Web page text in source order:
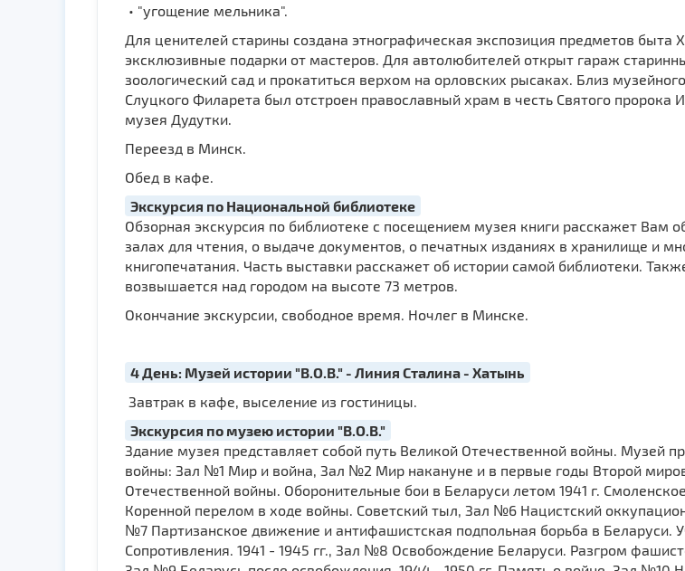
• "угощение мельника".
Для ценителей старины создана этнографическая экспозиция предметов быта
эксклюзивные подарки от мастеров. Для автолюбителей открыт гараж
зоологический сад и прокатиться верхом на орловских рысаках. Близ
Слуцкого Филарета был отстроен православный храм в честь Святого пророка
музея Дудутки.
Переезд в Минск.
Обед в кафе.
Экскурсия по Национальной библиотеке
Обзорная экскурсия по библиотеке с посещением музея книги расскажет Вам
залах для чтения, о выдаче документов, о печатных изданиях в хранилище и
книгопечатания. Часть выставки расскажет об истории самой библиотеки.
возвышается над городом на высоте 73 метров.
Окончание экскурсии, свободное время. Ночлег в Минске.
4 День: Музей истории "В.О.В." - Линия Сталина - Хатынь
Завтрак в кафе, выселение из гостиницы.
Экскурсия по музею истории "В.О.В."
Здание музея представляет собой путь Великой Отечественной войны. Музей
войны: Зал №1 Мир и война, Зал №2 Мир накануне и в первые годы Второй
Отечественной войны. Оборонительные бои в Беларуси летом 1941 г.
Коренной перелом в ходе войны. Советский тыл, Зал №6 Нацистский
№7 Партизанское движение и антифашистская подпольная борьба в Беларуси.
Сопротивления. 1941 - 1945 гг., Зал №8 Освобождение Беларуси. Разгром